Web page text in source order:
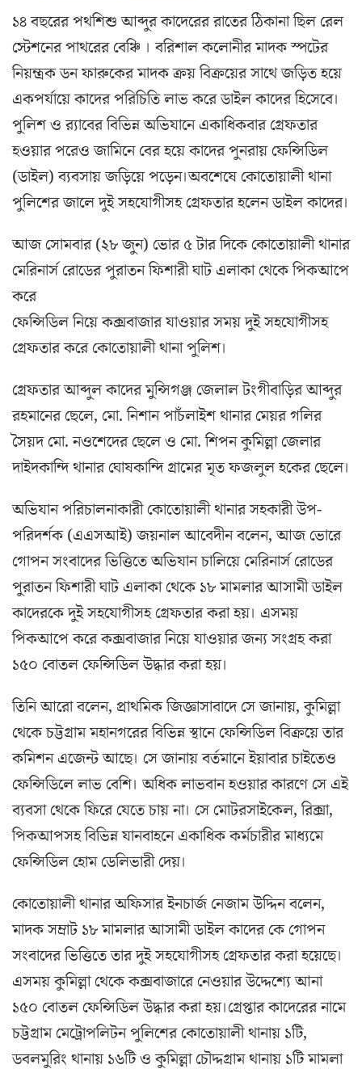
১৪ বছরের পথশিশু আব্দুর কাদেরের রাতের ঠিকানা ছিল রেল
স্টেশনের পাথরের বেঞ্চি । বরিশাল কলোনীর মাদক স্পটের
নিয়ন্ত্রক ডন ফারুকের মাদক ক্রয় বিক্রয়ের সাথে জড়িত হয়ে
একপর্যায়ে কাদের পরিচিতি লাভ করে ডাইল কাদের হিসেবে।
পুলিশ ও র‌্যাবের বিভিন্ন অভিযানে একাধিকবার গ্রেফতার
হওয়ার পরেও জামিনে বের হয়ে কাদের পুনরায় ফেন্সিডিল
(ডাইল) ব্যবসায় জড়িয়ে পড়েন।অবশেষে কোতোয়ালী থানা
পুলিশের জালে দুই সহযোগীসহ গ্রেফতার হলেন ডাইল কাদের।
আজ সোমবার (২৮ জুন) ভোর ৫ টার দিকে কোতোয়ালী থানার
মেরিনার্স রোডের পুরাতন ফিশারী ঘাট এলাকা থেকে পিকআপে
করে
ফেন্সিডিল নিয়ে কক্সবাজার যাওয়ার সময় দুই সহযোগীসহ
গ্রেফতার করে কোতোয়ালী থানা পুলিশ।
গ্রেফতার আব্দুল কাদের মুন্সিগঞ্জ জেলাল টংগীবাড়ির আব্দুর
রহমানের ছেলে, মো. নিশান পাচঁলাইশ থানার মেয়র গলির
সৈয়দ মো. নওশেদের ছেলে ও মো. শিপন কুমিল্লা জেলার
দাইদকান্দি থানার ঘোষকান্দি গ্রামের মৃত ফজলুল হকের ছেলে।
অভিযান পরিচালনাকারী কোতোয়ালী থানার সহকারী উপ-
পরিদর্শক (এএসআই) জয়নাল আবেদীন বলেন, আজ ভোরে
গোপন সংবাদের ভিত্তিতে অভিযান চালিয়ে মেরিনার্স রোডের
পুরাতন ফিশারী ঘাট এলাকা থেকে ১৮ মামলার আসামী ডাইল
কাদেরকে দুই সহ‌যোগীসহ গ্রেফতার করা হয়। এসময়
পিকআপে করে কক্সবাজার নিয়ে যাওয়ার জন্য সংগ্রহ করা
১৫০ বোতল ফেন্সিডিল উদ্ধার করা হয়।
তিনি আরো বলেন, প্রাথমিক জিজ্ঞাসাবাদে সে জানায়, কুমিল্লা
থেকে চট্টগ্রাম মহানগরের বিভিন্ন স্থানে ফেন্সিডিল বিক্রয়ে তার
কমিশন এজেন্ট আছে। সে জানায় বর্তমানে ইয়াবার চাইতেও
ফেন্সিডিলে লাভ বেশি। অধিক লাভবান হওয়ার কারণে সে এই
ব্যবসা থেকে ফিরে যেতে চায় না। সে মোটরসাইকেল, রিক্সা,
পিকআপসহ বিভিন্ন যানবাহনে একাধিক কর্মচারীর মাধ্যমে
ফেন্সিডিল হোম ডেলিভারী দেয়।
কোতোয়ালী থানার অফিসার ইনচার্জ নেজাম উদ্দিন বলেন,
মাদক সম্রাট ১৮ মামলার আসামী ডাইল কাদের কে গোপন
সংবাদের ভিত্তিতে তার দুই সহযোগীসহ গ্রেফতার করা হয়েছে।
এসময় কুমিল্লা থেকে কক্সবাজারে নেওয়ার উদ্দেশ্যে আনা
১৫০ বোতল ফেন্সিডিল উদ্ধার করা হয়।গ্রেপ্তার কাদেরের নামে
চট্টগ্রাম মেট্রোপলিটন পুলিশের কোতোয়ালী থানায় ১টি,
ডবলমুরিং থানায় ১৬টি ও কুমিল্লা চৌদ্দগ্রাম থানায় ১টি মামলা